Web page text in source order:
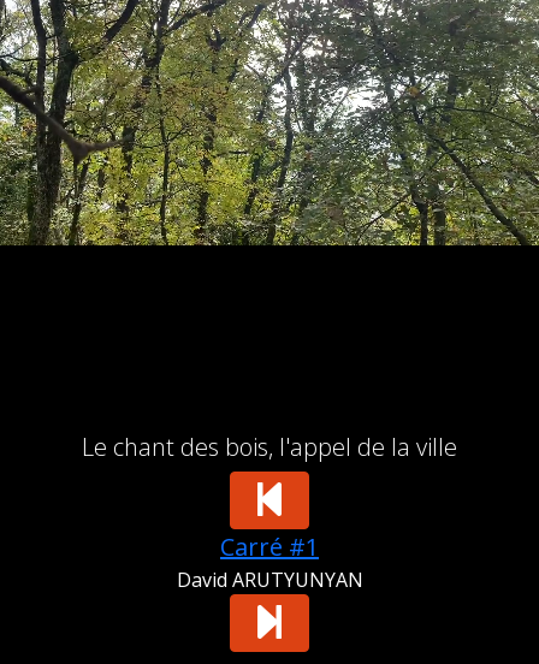
Le chant des bois, l'appel de la ville
Carré #1
David ARUTYUNYAN